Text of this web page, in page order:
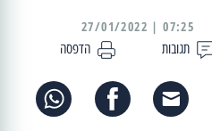
תגובות הדפסה
07:25 | 27/01/2022